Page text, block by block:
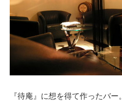
『待庵』に想を得て作ったバー。